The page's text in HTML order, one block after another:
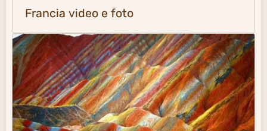
Francia video e foto